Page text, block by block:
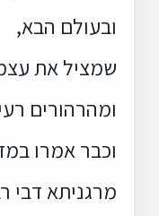
ובעולם הבא,
שמציל את
ומהרהורים
וכבר אמרו
מרגניתא דבי רב